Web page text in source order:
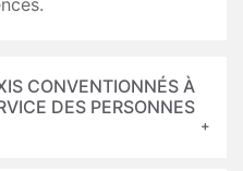
CONVENTIONNÉS À
DES PERSONNES